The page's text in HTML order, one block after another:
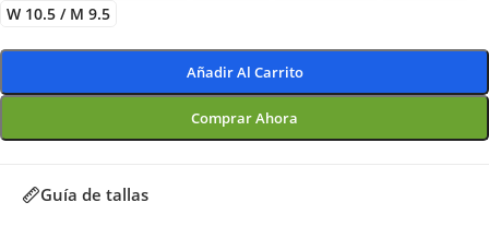
W 10.5 / M 9.5
Añadir Al Carrito
Comprar Ahora
Guía de tallas